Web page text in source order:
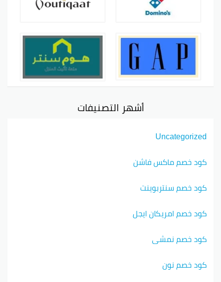
أشهر التصنيفات
Uncategorized
كود خصم ماكس فاشن
كود خصم سنتربوينت
كود خصم امريكان ايجل
كود خصم نمشي
كود خصم نون